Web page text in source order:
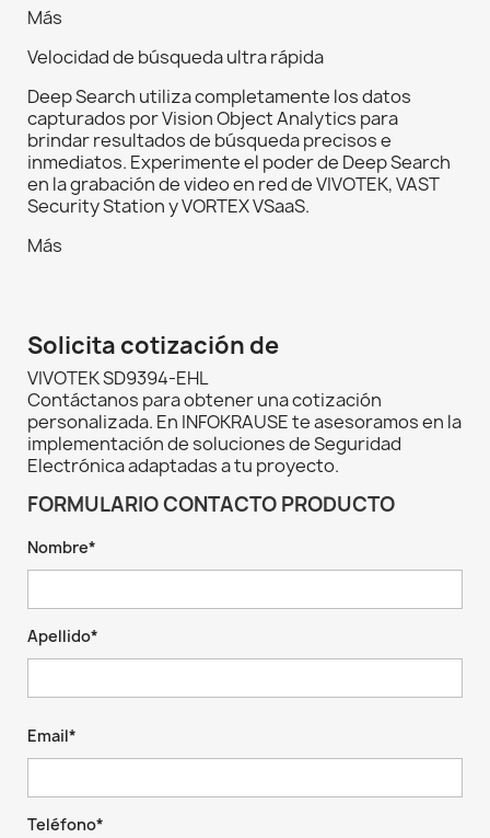
Más
Velocidad de búsqueda ultra rápida
Deep Search utiliza completamente los datos
capturados por Vision Object Analytics para
brindar resultados de búsqueda precisos e
inmediatos. Experimente el poder de Deep Search
en la grabación de video en red de VIVOTEK, VAST
Security Station y VORTEX VSaaS.
Más
Solicita cotización de
VIVOTEK SD9394-EHL
Contáctanos para obtener una cotización
personalizada. En INFOKRAUSE te asesoramos en la
implementación de soluciones de Seguridad
Electrónica adaptadas a tu proyecto.
FORMULARIO CONTACTO PRODUCTO
Nombre*
Apellido*
Email*
Teléfono*